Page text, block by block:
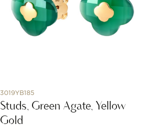
3019YB185
Studs, Green Agate, Yellow
Gold